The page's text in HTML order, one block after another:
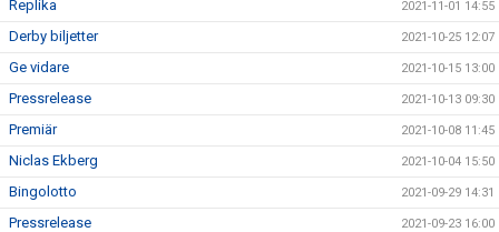
Replika 2021-11-01 14:55
Derby biljetter 2021-10-25 12:07
Ge vidare 2021-10-15 13:00
Pressrelease 2021-10-13 09:30
Premiär 2021-10-08 11:45
Niclas Ekberg 2021-10-04 15:50
Bingolotto 2021-09-29 14:31
Pressrelease 2021-09-23 16:00